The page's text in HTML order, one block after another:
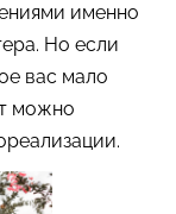
именно
Но если
вас мало
можно